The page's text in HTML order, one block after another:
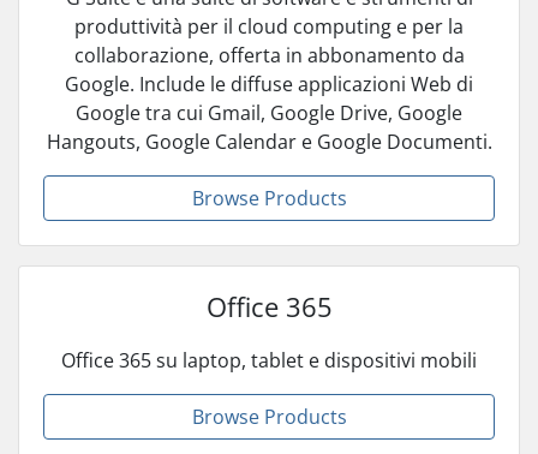
produttività per il cloud computing e per la
collaborazione, offerta in abbonamento da
Google. Include le diffuse applicazioni Web di
Google tra cui Gmail, Google Drive, Google
Hangouts, Google Calendar e Google Documenti.
Browse Products
Office 365
Office 365 su laptop, tablet e dispositivi mobili
Browse Products